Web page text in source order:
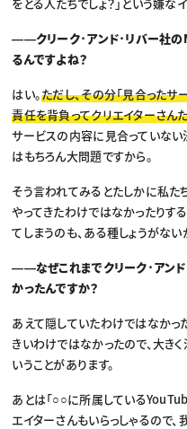
――クリーク･アンド･リバー社の
るんですよね？
はい。ただし、その分「見合った
責任を背負ってクリエイターさん
サービスの内容に見合っていない
はもちろん大問題ですから。
そう言われてみるとたしかに私た
やってきたわけではなかったりす
てしまうのも、ある種しょうがな
――なぜこれまでクリーク･アン
かったんですか？
あえて隠していたわけではなかっ
きいわけではなかったので、大き
いうことがあります。
あとは「○○に所属している
エイターさんもいらっしゃるので、